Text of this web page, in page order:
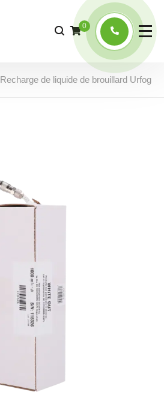
0
Recharge de liquide de brouillard Urfog